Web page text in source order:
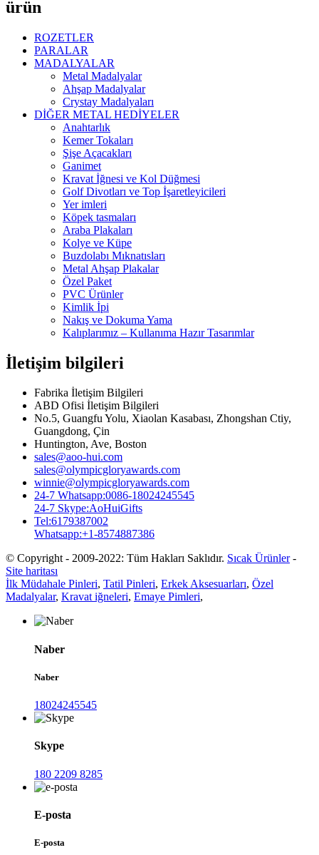
ürün
ROZETLER
PARALAR
MADALYALAR
Metal Madalyalar
Ahşap Madalyalar
Crystay Madalyaları
DİĞER METAL HEDİYELER
Anahtarlık
Kemer Tokaları
Şişe Açacakları
Ganimet
Kravat İğnesi ve Kol Düğmesi
Golf Divotları ve Top İşaretleyicileri
Yer imleri
Köpek tasmaları
Araba Plakaları
Kolye ve Küpe
Buzdolabı Mıknatısları
Metal Ahşap Plakalar
Özel Paket
PVC Ürünler
Kimlik İpi
Nakış ve Dokuma Yama
Kalıplarımız – Kullanıma Hazır Tasarımlar
İletişim bilgileri
Fabrika İletişim Bilgileri
ABD Ofisi İletişim Bilgileri
No.5, Guangfu Yolu, Xiaolan Kasabası, Zhongshan Ctiy,
Guangdong, Çin
Huntington, Ave, Boston
sales@aoo-hui.com
sales@olympicgloryawards.com
winnie@olympicgloryawards.com
24-7 Whatsapp:0086-18024245545
24-7 Skype:AoHuiGifts
Tel:6179387002
Whatsapp:+1-8574887386
© Copyright - 2009-2022: Tüm Hakları Saklıdır. Sıcak Ürünler-
Site haritası
İlk Müdahale Pinleri, Tatil Pinleri, Erkek Aksesuarları, Özel
Madalyalar, Kravat iğneleri, Emaye Pimleri,
Naber
Naber
18024245545
Skype
180 2209 8285
E-posta
E-posta